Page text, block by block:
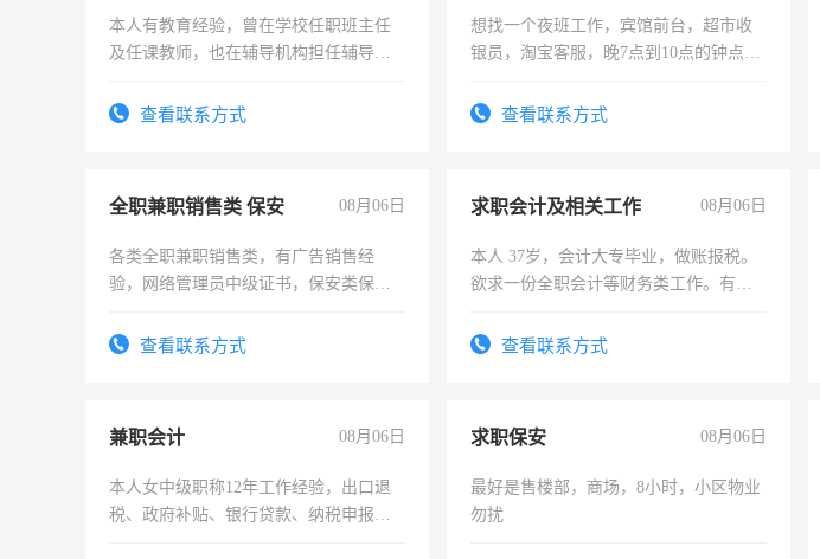
本人有教育经验，曾在学校任职班主任
及任课教师，也在辅导机构担任辅导教
查看联系方式
想找一个夜班工作，宾馆前台，超市收
银员，淘宝客服，晚7点到10点的钟点
号同微信查看联系方式
全职兼职销售类 保安 08月06日
各类全职兼职销售类，有广告销售经
验，网络管理员中级证书，保安类保安
有高低压电工证和十几年工作经验
查看联系方式
求职会计及相关工作 08月06日
本人 37岁，会计大专毕业，做账报税。
欲求一份全职会计等财务类工作。有会
查看联系方式
兼职会计 08月06日
本人女中级职称12年工作经验，出口退
税、政府补贴、银行贷款、纳税申报、
求职保安 08月06日
最好是售楼部，商场，8小时，小区物业
勿扰